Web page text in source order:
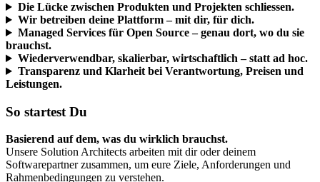
Die Lücke zwischen Produkten und Projekten schliessen.
Wir betreiben deine Plattform – mit dir, für dich.
Managed Services für Open Source – genau dort, wo du sie
brauchst.
Wiederverwendbar, skalierbar, wirtschaftlich – statt ad hoc.
Transparenz und Klarheit bei Verantwortung, Preisen und
Leistungen.
So startest Du
Basierend auf dem, was du wirklich brauchst.
Unsere Solution Architects arbeiten mit dir oder deinem
Softwarepartner zusammen, um eure Ziele, Anforderungen und
Rahmenbedingungen zu verstehen.